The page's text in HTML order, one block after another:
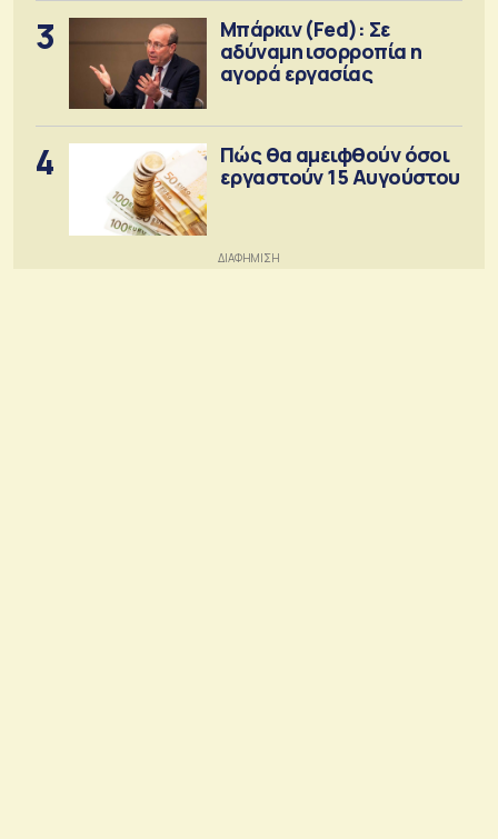
3
Μπάρκιν (Fed): Σε
αδύναμη ισορροπία η
αγορά εργασίας
4
Πώς θα αμειφθούν όσοι
εργαστούν 15 Αυγούστου